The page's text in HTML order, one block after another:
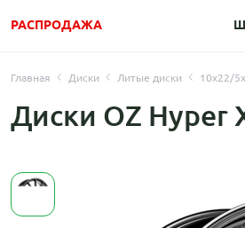
РАСПРОДАЖА
Главная Диски Литые диски 10x22/
Диски OZ Hyper